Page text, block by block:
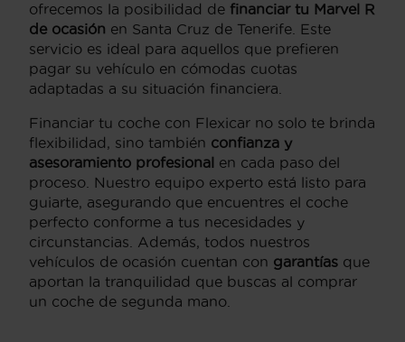
ofrecemos la posibilidad de financiar tu Marvel R
de ocasión en Santa Cruz de Tenerife. Este
servicio es ideal para aquellos que prefieren
pagar su vehículo en cómodas cuotas
adaptadas a su situación financiera.
Financiar tu coche con Flexicar no solo te brinda
flexibilidad, sino también confianza y
asesoramiento profesional en cada paso del
proceso. Nuestro equipo experto está listo para
guiarte, asegurando que encuentres el coche
perfecto conforme a tus necesidades y
circunstancias. Además, todos nuestros
vehículos de ocasión cuentan con garantías que
aportan la tranquilidad que buscas al comprar
un coche de segunda mano.